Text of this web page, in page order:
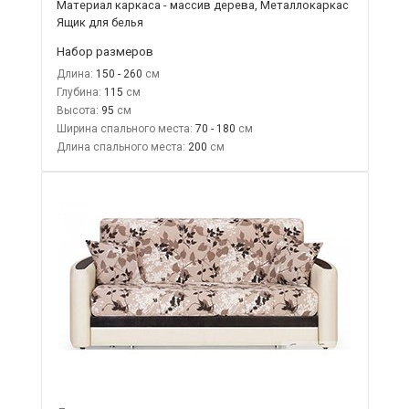
Материал каркаса - массив дерева, Металлокаркас
Ящик для белья
Набор размеров
Длина: 150 - 260
Глубина: 115
Высота: 95
Ширина спального места: 70 - 180
Длина спального места: 200